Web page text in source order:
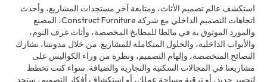
استكشف عالم تصميم الأثاث، ومتابعة آخر مستجدات المشاريع، وأحدث
اتجاهات التصميم الداخلي مع شركة Construct Furniture، المصنع
والمورد الموثوق به في مالطا للمطابخ المخصصة، وأثاث غرف النوم،
والأبواب الداخلية، والحلول المتكاملة للمشاريع. من خلال مدونتنا، نشارك
النصائح المتخصصة، وإلهام التصميم، ونظرة من وراء الكواليس على
مشاريعنا في المجالات السكنية والتجارية والضيافة. سواء كنت تخطط
لتجهيز جديد، أو ترقية مساحة عملك، أو استكشاف أفكار التصميم، ستجد